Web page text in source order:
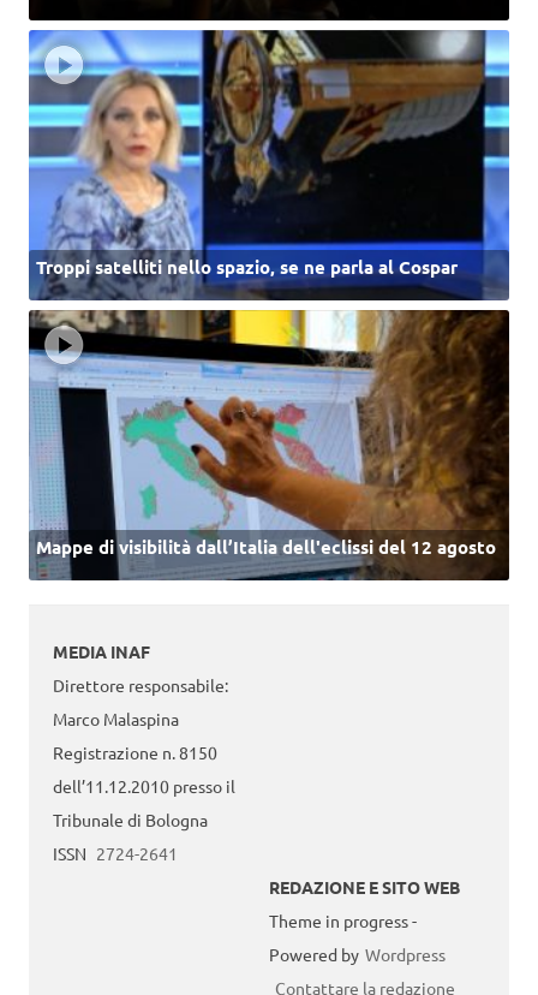
Troppi satelliti nello spazio, se ne parla al Cospar
Mappe di visibilità dall’Italia dell'eclissi del 12 agosto
MEDIA INAF
Direttore responsabile:
Marco Malaspina
Registrazione n. 8150
dell’11.12.2010 presso il
Tribunale di Bologna
ISSN 2724-2641
REDAZIONE E SITO WEB
Theme in progress -
Powered by Wordpress
Contattare la redazione